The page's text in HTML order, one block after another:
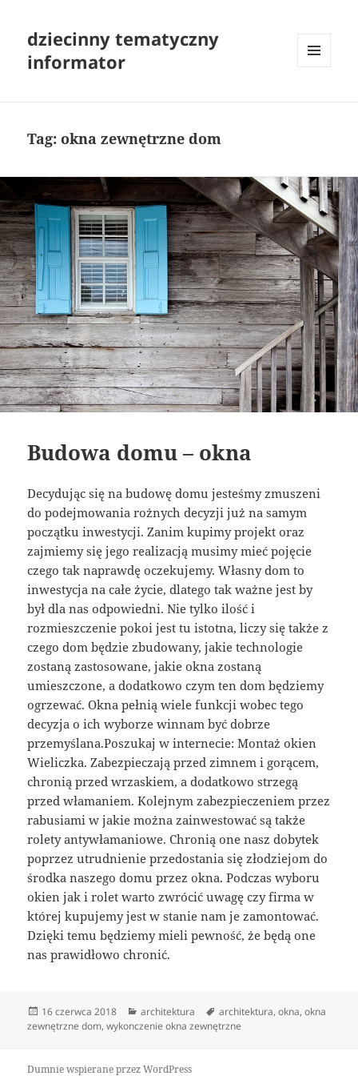
dziecinny tematyczny
informator
Tag:okna zewnętrzne dom
Budowa domu – okna
Decydując się na budowę domu jesteśmy zmuszeni
do podejmowania rożnych decyzji już na samym
początku inwestycji. Zanim kupimy projekt oraz
zajmiemy się jego realizacją musimy mieć pojęcie
czego tak naprawdę oczekujemy. Własny dom to
inwestycja na całe życie, dlatego tak ważne jest by
był dla nas odpowiedni. Nie tylko ilość i
rozmieszczenie pokoi jest tu istotna, liczy się także z
czego dom będzie zbudowany, jakie technologie
zostaną zastosowane, jakie okna zostaną
umieszczone, a dodatkowo czym ten dom będziemy
ogrzewać. Okna pełnią wiele funkcji wobec tego
decyzja o ich wyborze winnam być dobrze
przemyślana.Poszukaj w internecie: Montaż okien
Wieliczka. Zabezpieczają przed zimnem i gorącem,
chronią przed wrzaskiem, a dodatkowo strzegą
przed włamaniem. Kolejnym zabezpieczeniem przez
rabusiami w jakie można zainwestować są także
rolety antywłamaniowe. Chronią one nasz dobytek
poprzez utrudnienie przedostania się złodziejom do
środka naszego domu przez okna. Podczas wyboru
okien jak i rolet warto zwrócić uwagę czy firma w
której kupujemy jest w stanie nam je zamontować.
Dzięki temu będziemy mieli pewność, że będą one
nas prawidłowo chronić.
Data
publikacji
16 czerwca 2018 Kategorie
architektura Tagi
architektura,okna,okna
zewnętrzne dom,wykonczenie okna zewnętrzne
Dumnie wspierane przez WordPress